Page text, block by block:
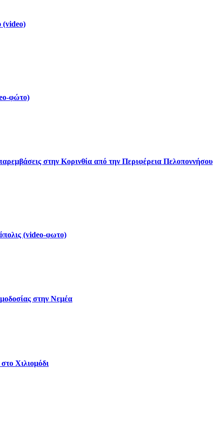
(video)
φώτο)
στην Κορινθία από την Περιφέρεια Πελοποννήσου
(video-φωτο)
στην Νεμέα
Χιλιομόδι